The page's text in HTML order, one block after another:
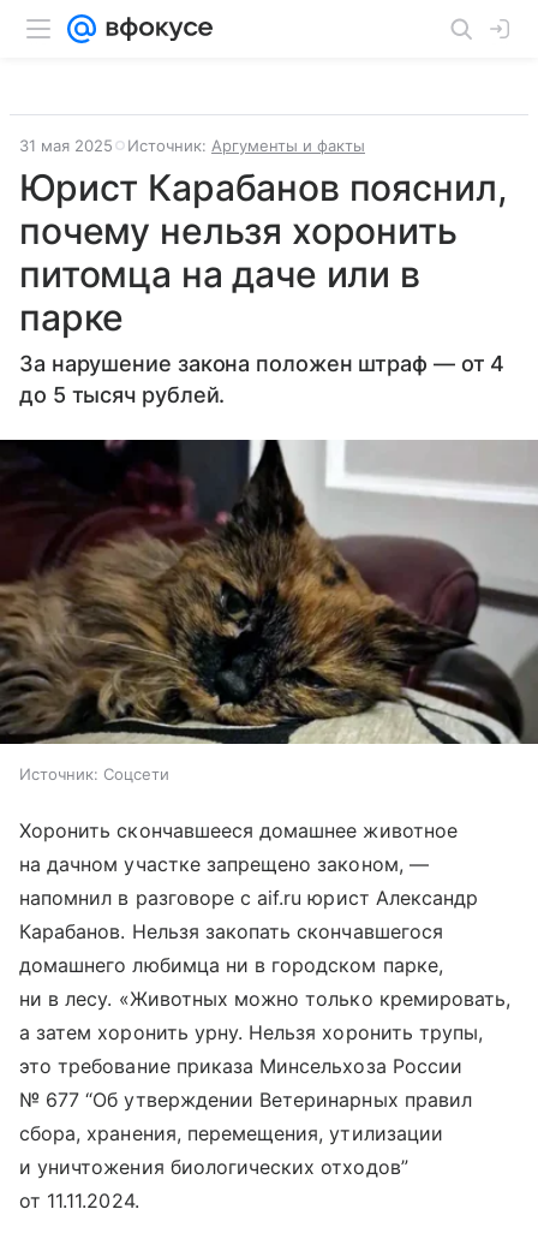
31 мая 2025 Источник: Аргументы и факты
Юрист Карабанов пояснил,
почему нельзя хоронить
питомца на даче или в
парке
За нарушение закона положен штраф — от 4
до 5 тысяч рублей.
Источник: Соцсети
Хоронить скончавшееся домашнее животное
на дачном участке запрещено законом, —
напомнил в разговоре с aif.ru юрист Александр
Карабанов. Нельзя закопать скончавшегося
домашнего любимца ни в городском парке,
ни в лесу. «Животных можно только кремировать,
а затем хоронить урну. Нельзя хоронить трупы,
это требование приказа Минсельхоза России
№ 677 “Об утверждении Ветеринарных правил
сбора, хранения, перемещения, утилизации
и уничтожения биологических отходов”
от 11.11.2024.